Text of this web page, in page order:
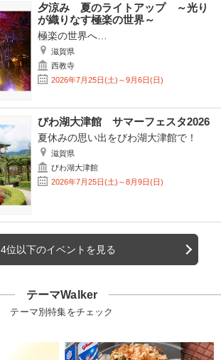
夕涼み 夏のライトアップ ～光り
が織りなす極楽の世界～
極楽の世界へ…
滋賀県
西教寺
2026年7月25日(土)～9月6日(日)
びわ湖大津館 サマーフェスタ2026
夏休みの思い出をびわ湖大津館で！
滋賀県
びわ湖大津館
2026年7月25日(土)～8月9日(日)
4位以下のイベントを見る
テーマWalker
テーマ別特集をチェック